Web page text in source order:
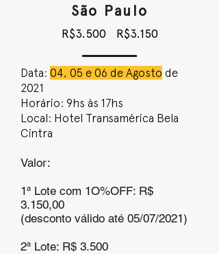
São Paulo
R$3.500 R$3.150
Data: 04, 05 e 06 de Agosto de
2021
Horário: 9hs às 17hs
Local: Hotel Transamérica Bela
Cintra
Valor:
1ª Lote com 1O%OFF: R$
3.150,00
(desconto válido até 05/07/2021)
2ª Lote: R$ 3.500